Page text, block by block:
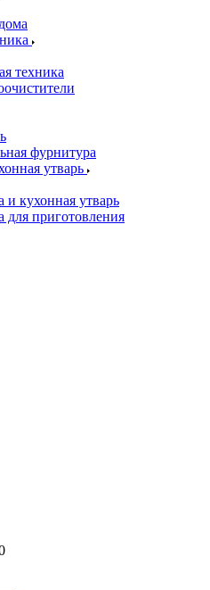
техника
фурнитура
утварь
и кухонная утварь
для приготовления